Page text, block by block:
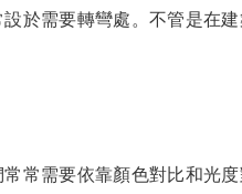
於需要轉彎處。不管是在
常需要依靠顏色對比和光